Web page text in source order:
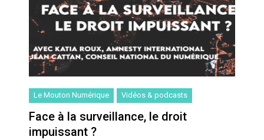
Le Mouton Numérique Vidéos & podcasts
Face à la surveillance, le droit
impuissant ?